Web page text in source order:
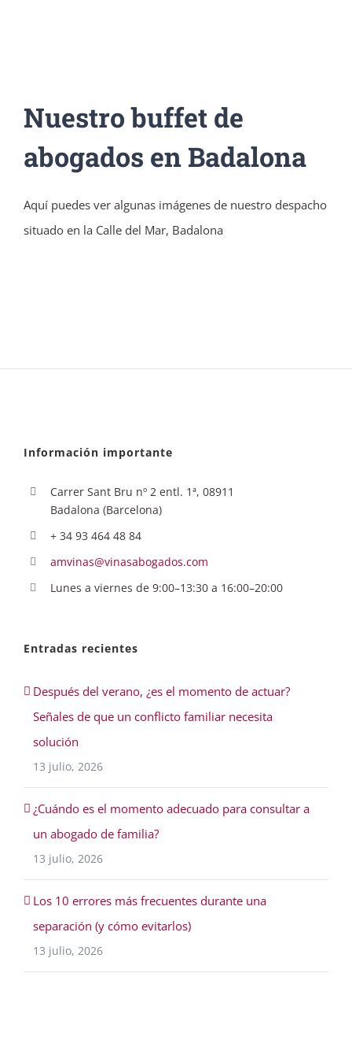
Nuestro buffet de
abogados en Badalona
Aquí puedes ver algunas imágenes de nuestro despacho
situado en la Calle del Mar, Badalona
Información importante
Carrer Sant Bru nº 2 entl. 1ª, 08911
Badalona (Barcelona)
+ 34 93 464 48 84
amvinas@vinasabogados.com
Lunes a viernes de 9:00–13:30 a 16:00–20:00
Entradas recientes
Después del verano, ¿es el momento de actuar?
Señales de que un conflicto familiar necesita
solución
13 julio, 2026
¿Cuándo es el momento adecuado para consultar a
un abogado de familia?
13 julio, 2026
Los 10 errores más frecuentes durante una
separación (y cómo evitarlos)
13 julio, 2026